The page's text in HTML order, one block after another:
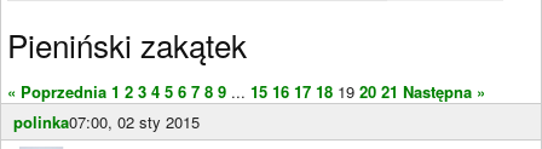
Pieniński zakątek
« Poprzednia 1 2 3 4 5 6 7 8 9 ... 15 16 17 18 19 20 21 Następna »
polinka07:00, 02 sty 2015